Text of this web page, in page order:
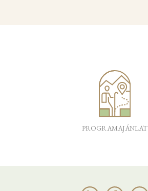
PROGRAMAJÁNLAT